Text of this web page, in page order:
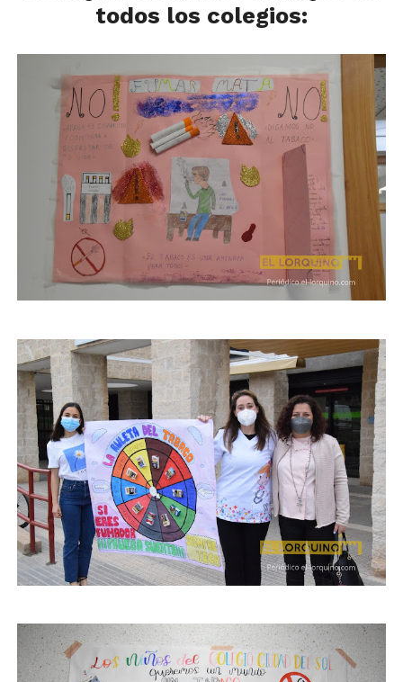
todos los colegios: